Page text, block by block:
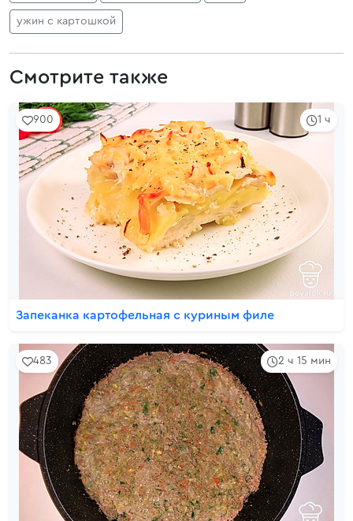
ужин с картошкой
Смотрите также
1 ч
900
Запеканка картофельная с куриным филе
2 ч 15 мин
483